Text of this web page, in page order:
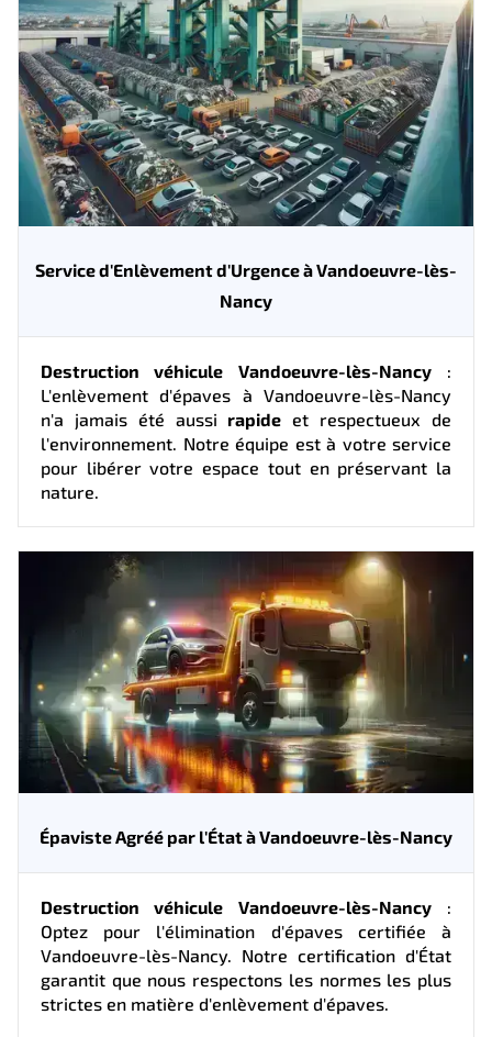
Service d'Enlèvement d'Urgence à Vandoeuvre-lès-
Nancy
Destruction véhicule Vandoeuvre-lès-Nancy:
L'enlèvement d'épaves à Vandoeuvre-lès-Nancy
n'a jamais été aussi rapide et respectueux de
l'environnement. Notre équipe est à votre service
pour libérer votre espace tout en préservant la
nature.
Épaviste Agréé par l'État à Vandoeuvre-lès-Nancy
Destruction véhicule Vandoeuvre-lès-Nancy:
Optez pour l'élimination d'épaves certifiée à
Vandoeuvre-lès-Nancy. Notre certification d'État
garantit que nous respectons les normes les plus
strictes en matière d'enlèvement d'épaves.